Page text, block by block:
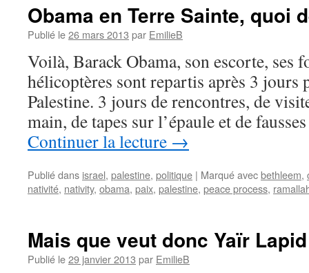
Obama en Terre Sainte, quoi
Publié le26 mars 2013 par EmilieB
Voilà, Barack Obama, son escorte, ses
hélicoptères sont repartis après 3 jours
Palestine. 3 jours de rencontres, de
main, de tapes sur l’épaule et de
Continuer la lecture →
Publié dans israel, palestine, politique | Marqué avecbethleem,
nativité, nativity, obama, paix, palestine, peace process,
Mais que veut donc Yaïr
Publié le29 janvier 2013 par EmilieB